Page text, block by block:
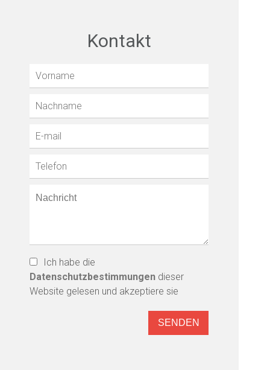
Kontakt
Ich habe die
Datenschutzbestimmungen dieser
Website gelesen und akzeptiere sie
SENDEN